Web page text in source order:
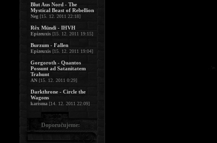
Blut Aus Nord - The
Mystical Beast of Rebellion
Neg [15. 12. 2011 22:18]
Rêx Mündi - IHVH
Epizeuxis [15. 12. 2011 19:15]
Burzum - Fallen
Epizeuxis [15. 12. 2011 19:04]
Gorgoroth - Quantos
Possunt ad Satanitatem
Trahunt
AN [15. 12. 2011 0:29]
Darkthrone - Circle the
Wagons
karisma [14. 12. 2011 22:09]
Doporučujeme: